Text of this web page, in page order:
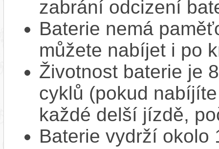
zabrání odcizení
Baterie nemá
můžete nabíjet i po
Životnost baterie je
cyklů (pokud
každé delší jízdě,
Baterie vydrží okolo